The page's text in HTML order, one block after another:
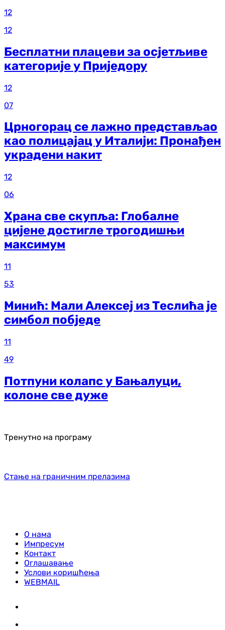
12
12
Бесплатни плацеви за осјетљиве
категорије у Приједору
12
07
Црногорац се лажно представљао
као полицајац у Италији: Пронађен
украдени накит
12
06
Храна све скупља: Глобалне
цијене достигле трогодишњи
максимум
11
53
Минић: Мали Алексеј из Теслића је
симбол побједе
11
49
Потпуни колапс у Бањалуци,
колоне све дуже
Тренутно на програму
Стање на граничним прелазима
О нама
Импресум
Контакт
Оглашавање
Услови коришћења
WEBMAIL